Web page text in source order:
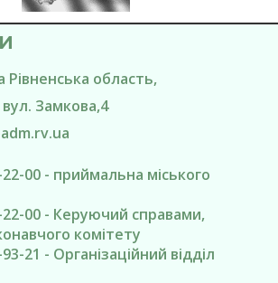
Рівненська область,
вул. Замкова,4
00 - приймальна міського
22-00 - Керуючий справами,
комітету
21 - Організаційний відділ